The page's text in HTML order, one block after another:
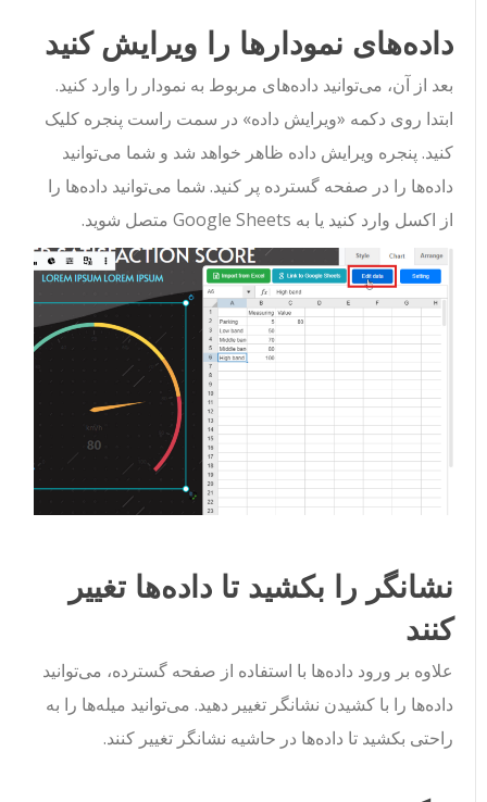
داده‌های نمودارها را ویرایش کنید
بعد از آن، می‌توانید داده‌های مربوط به نمودار را وارد کنید.
ابتدا روی دکمه «ویرایش داده» در سمت راست پنجره کلیک
کنید. پنجره ویرایش داده ظاهر خواهد شد و شما می‌توانید
داده‌ها را در صفحه گسترده پر کنید. شما می‌توانید داده‌ها را
از اکسل وارد کنید یا به Google Sheets متصل شوید.
نشانگر را بکشید تا داده‌ها تغییر
کنند
علاوه بر ورود داده‌ها با استفاده از صفحه گسترده، می‌توانید
داده‌ها را با کشیدن نشانگر تغییر دهید. می‌توانید میله‌ها را به
راحتی بکشید تا داده‌ها در حاشیه نشانگر تغییر کنند.